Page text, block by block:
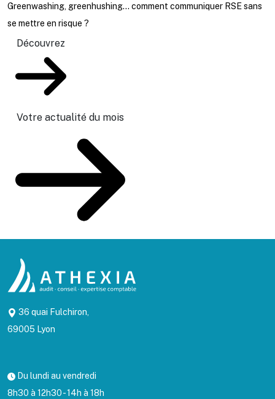
Greenwashing, greenhushing… comment communiquer RSE sans
se mettre en risque ?
Découvrez
Votre actualité du mois
36 quai Fulchiron,
69005 Lyon
Du lundi au vendredi
8h30 à 12h30 - 14h à 18h